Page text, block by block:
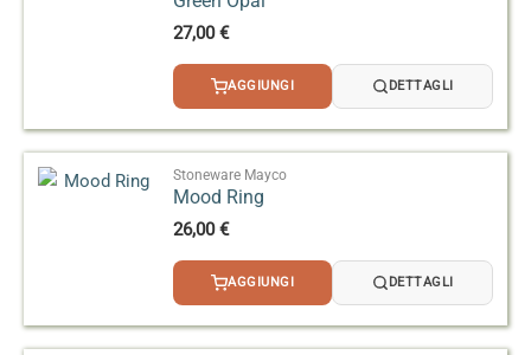
27,00€
AGGIUNGI DETTAGLI
Stoneware Mayco
Mood Ring
26,00€
AGGIUNGI DETTAGLI